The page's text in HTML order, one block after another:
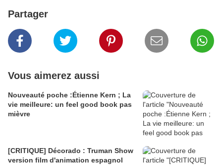
Partager
Vous aimerez aussi
Nouveauté poche :Étienne Kern ; La
vie meilleure: un feel good book pas
mièvre
[CRITIQUE] Décorado : Truman Show
version film d'animation espagnol